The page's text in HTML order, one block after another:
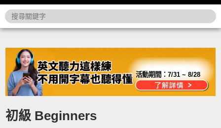
活動期間：7/31 ~ 8/28
初級 Beginners